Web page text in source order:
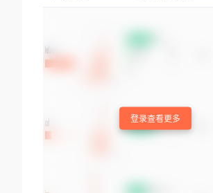
登录查看更多